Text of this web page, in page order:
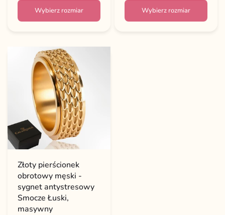
Wybierz rozmiar Wybierz rozmiar
Złoty pierścionek
obrotowy męski -
sygnet antystresowy
Smocze Łuski,
masywny